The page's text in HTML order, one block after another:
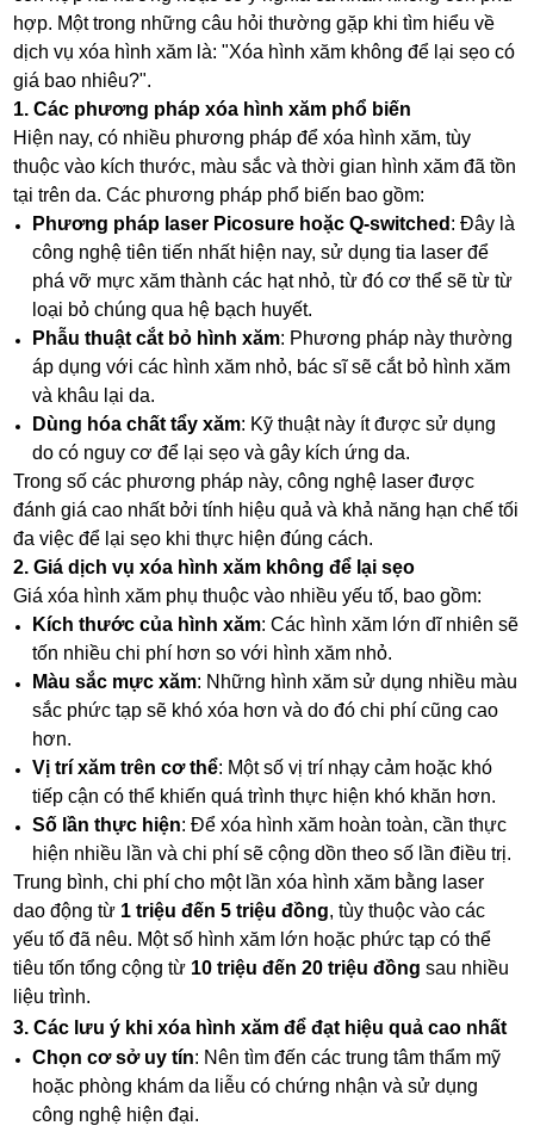
hợp. Một trong những câu hỏi thường gặp khi tìm hiểu về
dịch vụ xóa hình xăm là: "Xóa hình xăm không để lại sẹo có
giá bao nhiêu?".
1. Các phương pháp xóa hình xăm phổ biến
Hiện nay, có nhiều phương pháp để xóa hình xăm, tùy
thuộc vào kích thước, màu sắc và thời gian hình xăm đã tồn
tại trên da. Các phương pháp phổ biến bao gồm:
Phương pháp laser Picosure hoặc Q-switched : Đây là
công nghệ tiên tiến nhất hiện nay, sử dụng tia laser để
phá vỡ mực xăm thành các hạt nhỏ, từ đó cơ thể sẽ từ từ
loại bỏ chúng qua hệ bạch huyết.
Phẫu thuật cắt bỏ hình xăm: Phương pháp này thường
áp dụng với các hình xăm nhỏ, bác sĩ sẽ cắt bỏ hình xăm
và khâu lại da.
Dùng hóa chất tẩy xăm: Kỹ thuật này ít được sử dụng
do có nguy cơ để lại sẹo và gây kích ứng da.
Trong số các phương pháp này, công nghệ laser được
đánh giá cao nhất bởi tính hiệu quả và khả năng hạn chế tối
đa việc để lại sẹo khi thực hiện đúng cách.
2. Giá dịch vụ xóa hình xăm không để lại sẹo
Giá xóa hình xăm phụ thuộc vào nhiều yếu tố, bao gồm:
Kích thước của hình xăm: Các hình xăm lớn dĩ nhiên sẽ
tốn nhiều chi phí hơn so với hình xăm nhỏ.
Màu sắc mực xăm: Những hình xăm sử dụng nhiều màu
sắc phức tạp sẽ khó xóa hơn và do đó chi phí cũng cao
hơn.
Vị trí xăm trên cơ thể: Một số vị trí nhạy cảm hoặc khó
tiếp cận có thể khiến quá trình thực hiện khó khăn hơn.
Số lần thực hiện: Để xóa hình xăm hoàn toàn, cần thực
hiện nhiều lần và chi phí sẽ cộng dồn theo số lần điều trị.
Trung bình, chi phí cho một lần xóa hình xăm bằng laser
dao động từ 1 triệu đến 5 triệu đồng, tùy thuộc vào các
yếu tố đã nêu. Một số hình xăm lớn hoặc phức tạp có thể
tiêu tốn tổng cộng từ 10 triệu đến 20 triệu đồng sau nhiều
liệu trình.
3. Các lưu ý khi xóa hình xăm để đạt hiệu quả cao nhất
Chọn cơ sở uy tín: Nên tìm đến các trung tâm thẩm mỹ
hoặc phòng khám da liễu có chứng nhận và sử dụng
công nghệ hiện đại.